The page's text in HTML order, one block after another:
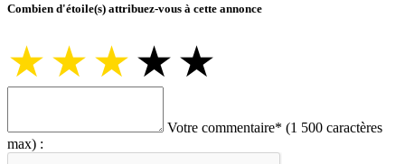
Combien d'étoile(s) attribuez-vous à cette annonce
★★★★★
Votre commentaire* (1 500 caractères
max) :